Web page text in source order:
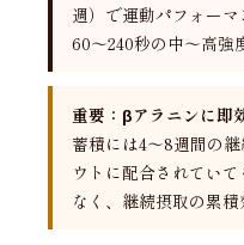
週）で運動パフォー
60〜240秒の中〜高強
重要：βアラニンに即
蓄積には4〜8週間の
ウトに配合されてい
なく、継続摂取の累積